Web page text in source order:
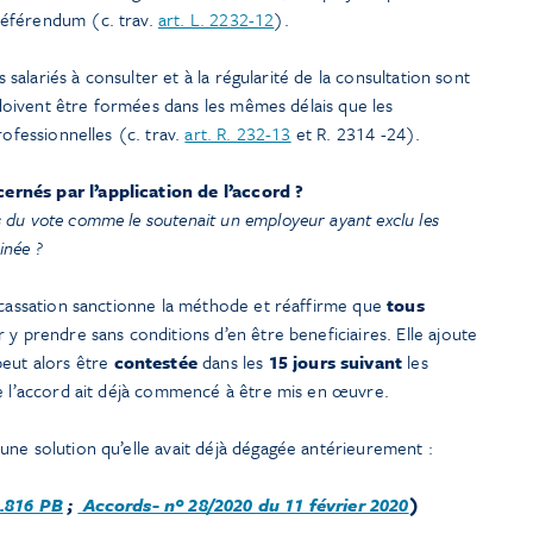
(c. trav. art. L. 2232-12).
salariés à consulter et à la régularité de la consultation sont
être formées dans les mêmes délais que les
(c. trav.art. R. 232-13 et R. 2314 -24).
par l’application de l’accord ?
vote comme le soutenait un employeur ayant exclu les
?
sanctionne la méthode et réaffirme quetous
prendre sans conditions d’en être beneficiaires. Elle ajoute
alors être contestéedans les 15 jours suivant les
ait déjà commencé à être mis en œuvre.
solution qu’elle avait déjà dégagée antérieurement :
PB; Accords- nº 28/2020 du 11 février 2020)